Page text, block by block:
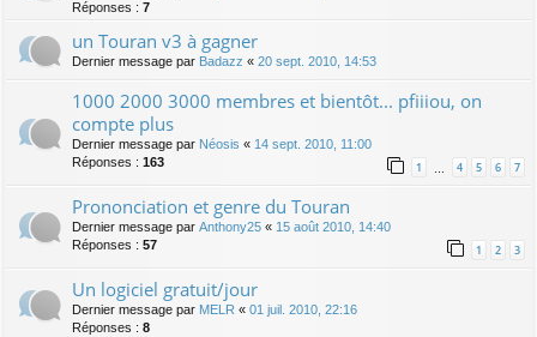
Réponses : 7
un Touran v3 à gagner
Dernier message par Badazz « 20 sept. 2010, 14:53
1000 2000 3000 membres et bientôt... pfiiiou, on
compte plus
Dernier message par Néosis « 14 sept. 2010, 11:00
Réponses : 163 1 4 5 6 7
Prononciation et genre du Touran
Dernier message par Anthony25 « 15 août 2010, 14:40
Réponses : 57 1 2 3
Un logiciel gratuit/jour
Dernier message par MELR « 01 juil. 2010, 22:16
Réponses : 8